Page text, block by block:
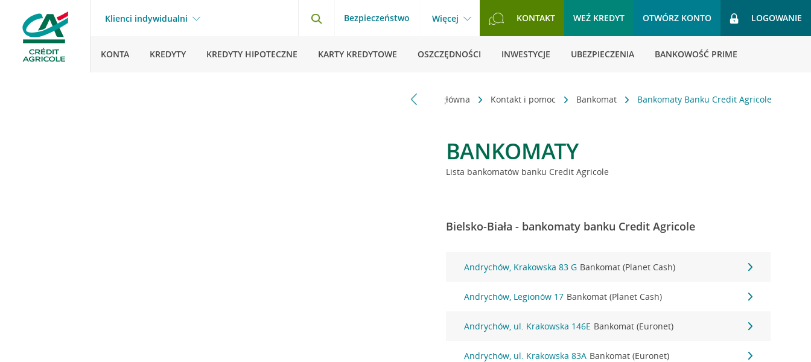
Klienci indywidualni Bezpieczeństwo Więcej KONTAKT WEŹ KREDYT OTWÓRZ KONTO LOGOWANIE
KONTA KREDYTY KREDYTY HIPOTECZNE KARTY KREDYTOWE OSZCZĘDNOŚCI INWESTYCJE UBEZPIECZENIA BANKOWOŚĆ PRIME
Strona główna Kontakt i pomoc Bankomat Bankomaty Banku Credit Agricole
BANKOMATY
Lista bankomatów banku Credit Agricole
Bielsko-Biała - bankomaty banku Credit Agricole
Andrychów, Krakowska 83 G Bankomat (Planet Cash)
Andrychów, Legionów 17 Bankomat (Planet Cash)
Andrychów, ul. Krakowska 146E Bankomat (Euronet)
Andrychów, ul. Krakowska 83A Bankomat (Euronet)